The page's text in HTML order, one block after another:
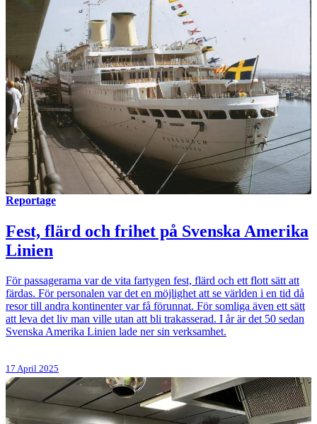
Reportage
Fest, flärd och frihet på Svenska Amerika
Linien
För passagerarna var de vita fartygen fest, flärd och ett flott sätt att
färdas. För personalen var det en möjlighet att se världen i en tid då
resor till andra kontinenter var få förunnat. För somliga även ett sätt
att leva det liv man ville utan att bli trakasserad. I år är det 50 sedan
Svenska Amerika Linien lade ner sin verksamhet.
17 April 2025